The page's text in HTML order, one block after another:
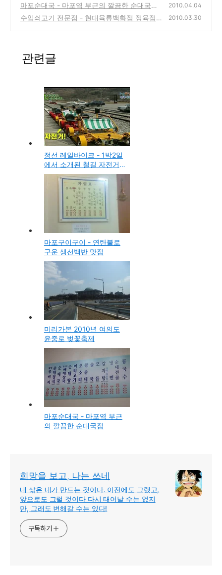
마포순대국 - 마포역 부근의 깔끔한 순대국집
(0)
2010.04.04
수입쇠고기 전문점 - 현대육류백화점 정육점
2010.03.30
관련글
정선 레일바이크 - 1박2일
에서 소개된 철길 자전거
여행명소, 예약 및 요금
마포구이구이 - 연탄불로
구운 생선백반 맛집
미리가본 2010년 여의도
윤중로 벚꽃축제
마포순대국 - 마포역 부근
의 깔끔한 순대국집
희망을 보고, 나는 쓰네
내 삶은 내가 만드는 것이다. 이전에도 그랬고,
앞으로도 그럴 것이다 다시 태어날 수는 없지
만, 그래도 변해갈 수는 있다!
구독하기